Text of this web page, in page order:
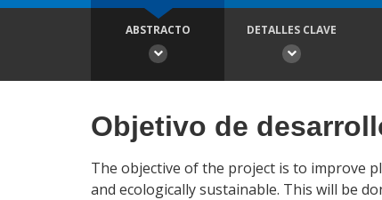
ABSTRACTO DETALLES CLAVE
Objetivo de
The objective of the project is to improve
and ecologically sustainable. This will be